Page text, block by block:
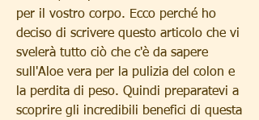
per il vostro corpo. Ecco perché ho
deciso di scrivere questo articolo che vi
svelerà tutto ciò che c'è da sapere
sull'Aloe vera per la pulizia del colon e
la perdita di peso. Quindi preparatevi a
scoprire gli incredibili benefici di questa